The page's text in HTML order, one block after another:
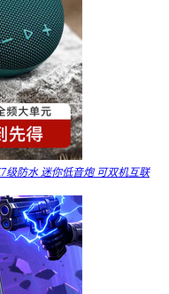
级防水 迷你低音炮 可双机互联